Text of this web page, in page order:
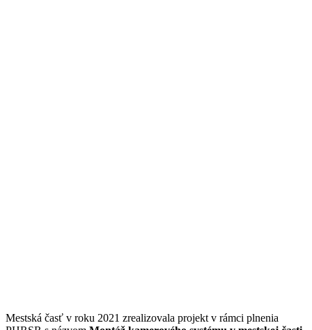
Mestská časť v roku 2021 zrealizovala projekt v rámci plnenia